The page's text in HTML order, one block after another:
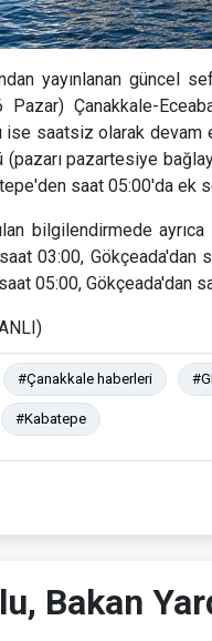
yayınlanan güncel
Pazar) Çanakkale-
ise saatsiz olarak devam
(pazarı pazartesiye
saat 05:00'da ek
bilgilendirmede
03:00, Gökçeada'dan
05:00, Gökçeada'dan
#Çanakkale haberleri
#Kabatepe
Bakan